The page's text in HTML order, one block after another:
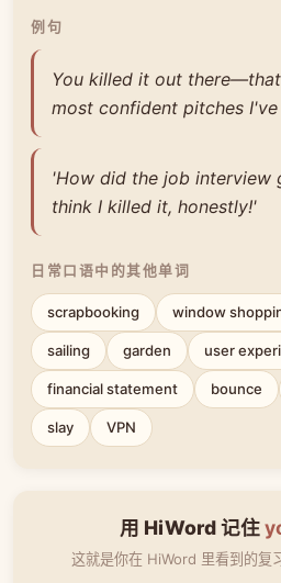
例句
You killed it out
most confident pitches I've
'How did the job interview
think I killed it, honestly!'
日常口语中的其他单词
scrapbooking window
sailing garden user
financial statement bounce
slay VPN
用 HiWord 记住
这就是你在 HiWord 里看到的